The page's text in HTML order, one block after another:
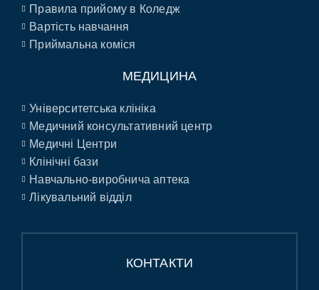
Правила прийому в Коледж
Вартість навчання
Приймальна коміся
МЕДИЦИНА
Університетська клініка
Медичний консультативний центр
Медичні Центри
Клінічні бази
Навчально-виробнича аптека
Лікувальний відділ
КОНТАКТИ